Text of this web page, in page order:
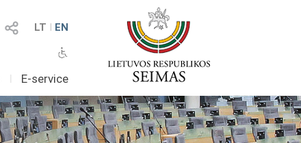
LT I EN
I E-service